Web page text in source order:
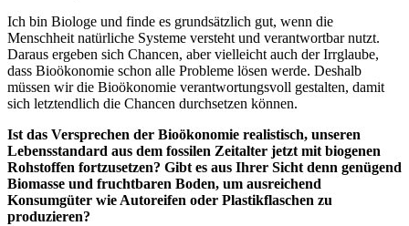
Ich bin Biologe und finde es grundsätzlich gut, wenn die
Menschheit natürliche Systeme versteht und verantwortbar nutzt.
Daraus ergeben sich Chancen, aber vielleicht auch der Irrglaube,
dass Bioökonomie schon alle Probleme lösen werde. Deshalb
müssen wir die Bioökonomie verantwortungsvoll gestalten, damit
sich letztendlich die Chancen durchsetzen können.
Ist das Versprechen der Bioökonomie realistisch, unseren
Lebensstandard aus dem fossilen Zeitalter jetzt mit biogenen
Rohstoffen fortzusetzen? Gibt es aus Ihrer Sicht denn genügend
Biomasse und fruchtbaren Boden, um ausreichend
Konsumgüter wie Autoreifen oder Plastikflaschen zu
produzieren?